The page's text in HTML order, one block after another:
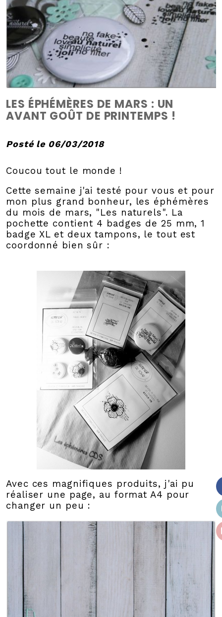
LES ÉPHÉMÈRES DE MARS : UN
AVANT GOÛT DE PRINTEMPS !
Posté le 06/03/2018
Coucou tout le monde !
Cette semaine j'ai testé pour vous et pour
mon plus grand bonheur, les éphémères
du mois de mars, "Les naturels". La
pochette contient 4 badges de 25 mm, 1
badge XL et deux tampons, le tout est
coordonné bien sûr :
Avec ces magnifiques produits, j'ai pu
réaliser une page, au format A4 pour
changer un peu :